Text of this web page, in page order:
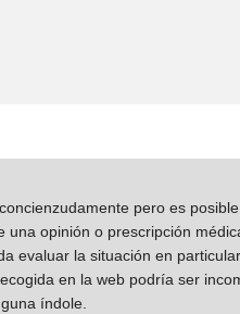
pero es
opinión o prescripción
evaluar la situación en particular
en la web podría ser
índole.